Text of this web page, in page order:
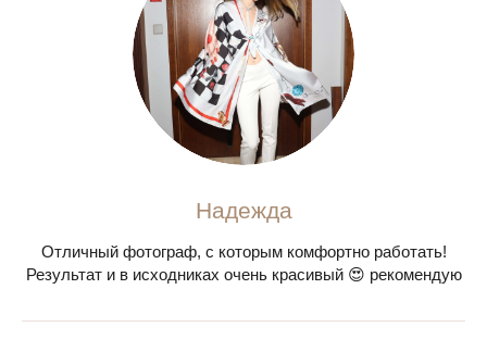
Надежда
Отличный фотограф, с которым комфортно работать!
Результат и в исходниках очень красивый 😍 рекомендую